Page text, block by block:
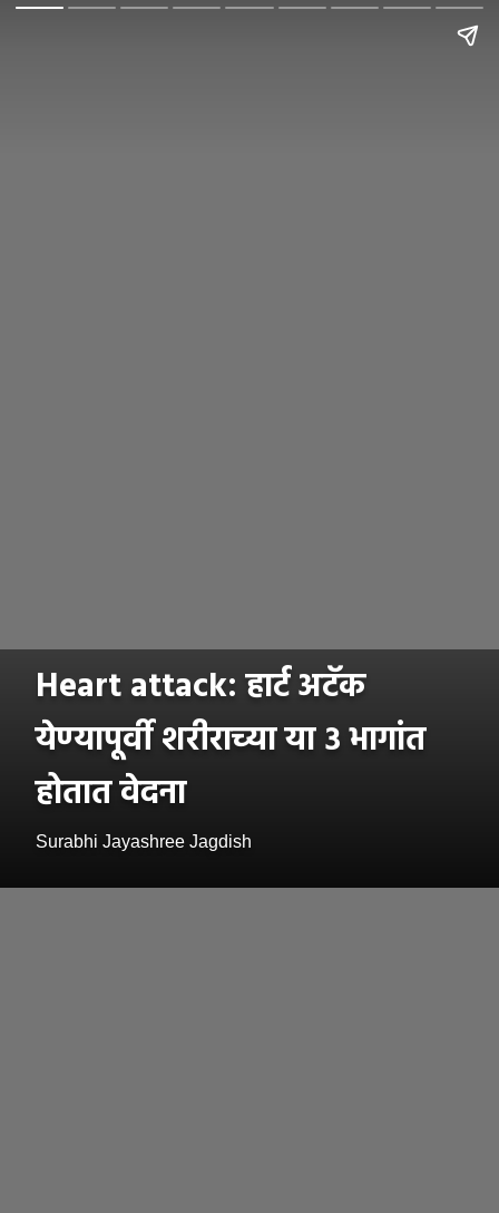
Heart attack: हार्ट अटॅक
येण्यापूर्वी शरीराच्या या ३ भागांत
होतात वेदना
Surabhi Jayashree Jagdish